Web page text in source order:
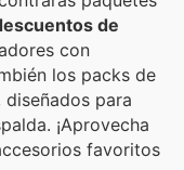
de
con
los packs de
para
¡Aprovecha
favoritos